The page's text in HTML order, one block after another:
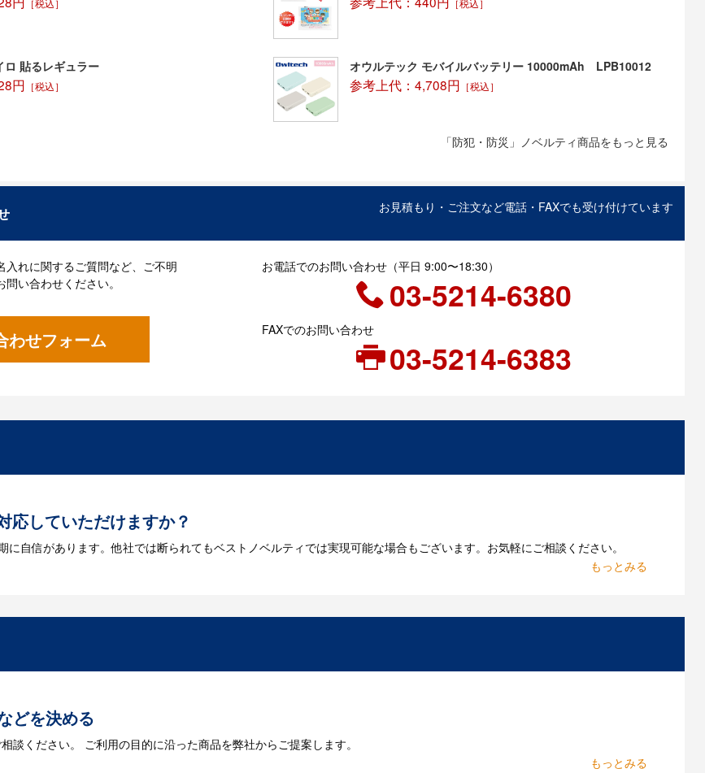
［税込］ ［税込］
ロ 貼るレギュラー
円 ［税込］
オウルテック モバイルバッテリー 10000mAh LPB10012
参考上代：4,708円 ［税込］
「防犯・防災」ノベルティ商品をもっと見る
お見積もり・ご注文など電話・FAXでも受け付けています
入れに関するご質問など、ご不明
い合わせください。
わせフォーム
お電話でのお問い合わせ（平日 9:00〜18:30）
03-5214-6380
FAXでのお問い合わせ
03-5214-6383
応していただけますか？
に自信があります。他社では断られてもベストノベルティでは実現可能な場合もございます。お気軽にご相談ください。
どを決める
談ください。 ご利用の目的に沿った商品を弊社からご提案します。